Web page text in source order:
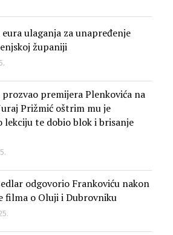
ulaganja za unapređenje
županiji
premijera Plenkovića na
Prižmić oštrim mu je
lekciju te dobio blok i brisanje
odgovorio Frankoviću nakon
filma o Oluji i Dubrovniku